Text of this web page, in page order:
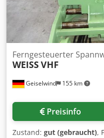
Geiselwind 155 km
Ferngesteuerter
WEISSVHF
Preisinfo
Zustand: gut (gebraucht),